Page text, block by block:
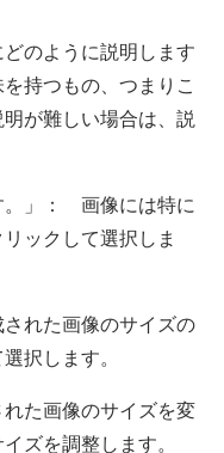
のように説明します
持つもの、つまりこ
が難しい場合は、説
。」： 画像には特に
ックして選択しま
れた画像のサイズの
択します。
た画像のサイズを変
ズを調整します。